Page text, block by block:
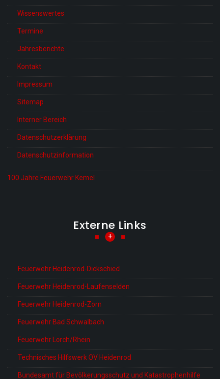
Wissenswertes
Termine
Jahresberichte
Kontakt
Impressum
Sitemap
Interner Bereich
Datenschutzerklärung
Datenschutzinformation
100 Jahre Feuerwehr Kemel
Externe Links
+
Feuerwehr Heidenrod-Dickschied
Feuerwehr Heidenrod-Laufenselden
Feuerwehr Heidenrod-Zorn
Feuerwehr Bad Schwalbach
Feuerwehr Lorch/Rhein
Technisches Hilfswerk OV Heidenrod
Bundesamt für Bevölkerungsschutz und Katastrophenhilfe